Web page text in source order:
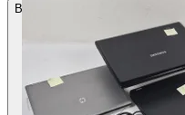
Betalning